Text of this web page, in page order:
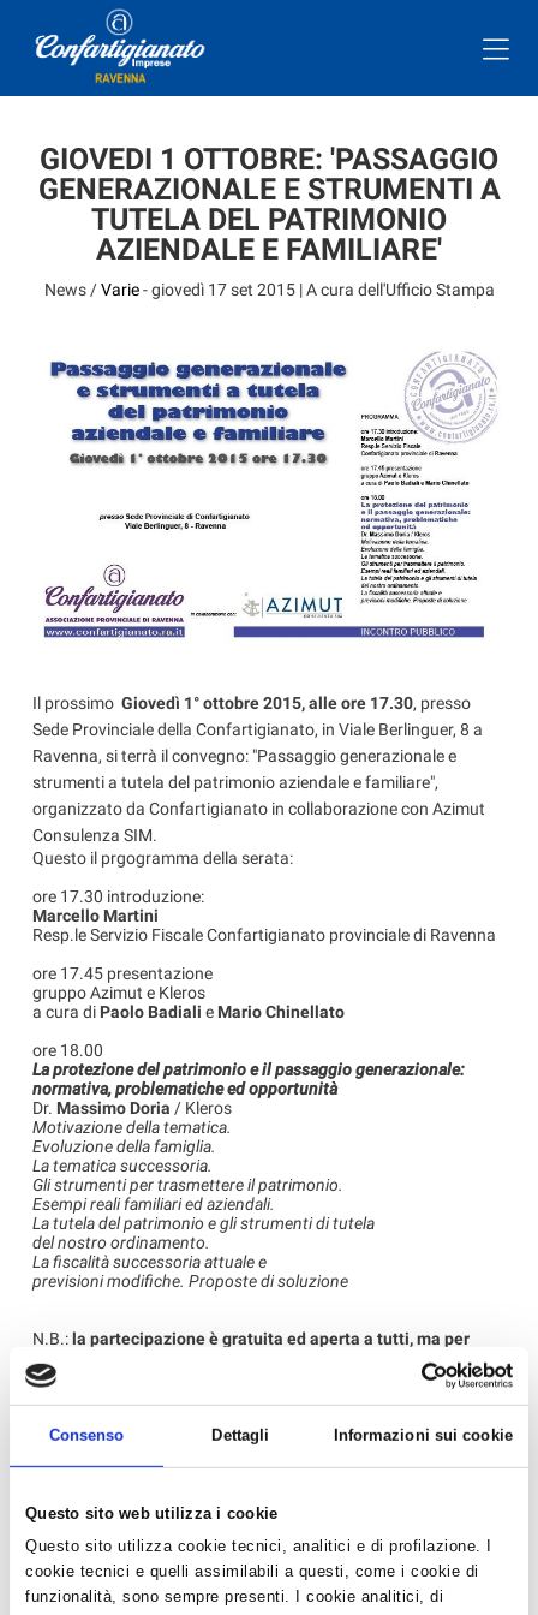
Consenso Dettagli Informazioni sui cookie
Questo sito web utilizza i cookie
Questo sito utilizza cookie tecnici, analitici e di profilazione. I
cookie tecnici e quelli assimilabili a questi, come i cookie di
funzionalità, sono sempre presenti. I cookie analitici, di
GIOVEDI 1 OTTOBRE: 'PASSAGGIO
GENERAZIONALE E STRUMENTI A
TUTELA DEL PATRIMONIO
AZIENDALE E FAMILIARE'
News /Varie-giovedì 17 set 2015| A cura dell'Ufficio Stampa
Il prossimoGiovedì 1° ottobre 2015, alle ore 17.30, presso
Sede Provinciale della Confartigianato, in Viale Berlinguer, 8 a
Ravenna, si terrà il convegno: "Passaggio generazionale e
strumenti a tutela del patrimonio aziendale e familiare",
organizzato da Confartigianato in collaborazione con Azimut
Consulenza SIM.
Questo il prgogramma della serata:
ore 17.30 introduzione:
Marcello Martini
Resp.le Servizio Fiscale Confartigianato provinciale di Ravenna
ore 17.45 presentazione
gruppo Azimut e Kleros
a cura di Paolo Badiali e Mario Chinellato
ore 18.00
La protezione del patrimonio e il passaggio generazionale:
normativa, problematiche ed opportunità
Dr. Massimo Doria / Kleros
Motivazione della tematica.
Evoluzione della famiglia.
La tematica successoria.
Gli strumenti per trasmettere il patrimonio.
Esempi reali familiari ed aziendali.
La tutela del patrimonio e gli strumenti di tutela
del nostro ordinamento.
La fiscalità successoria attuale e
previsioni modifiche. Proposte di soluzione
N.B.:la partecipazione è gratuita ed aperta a tutti, ma per
inviando la
scheda di adesione (allegata qui sotto in formato PDF) entro
Allegati
‹ Torna all'elenco